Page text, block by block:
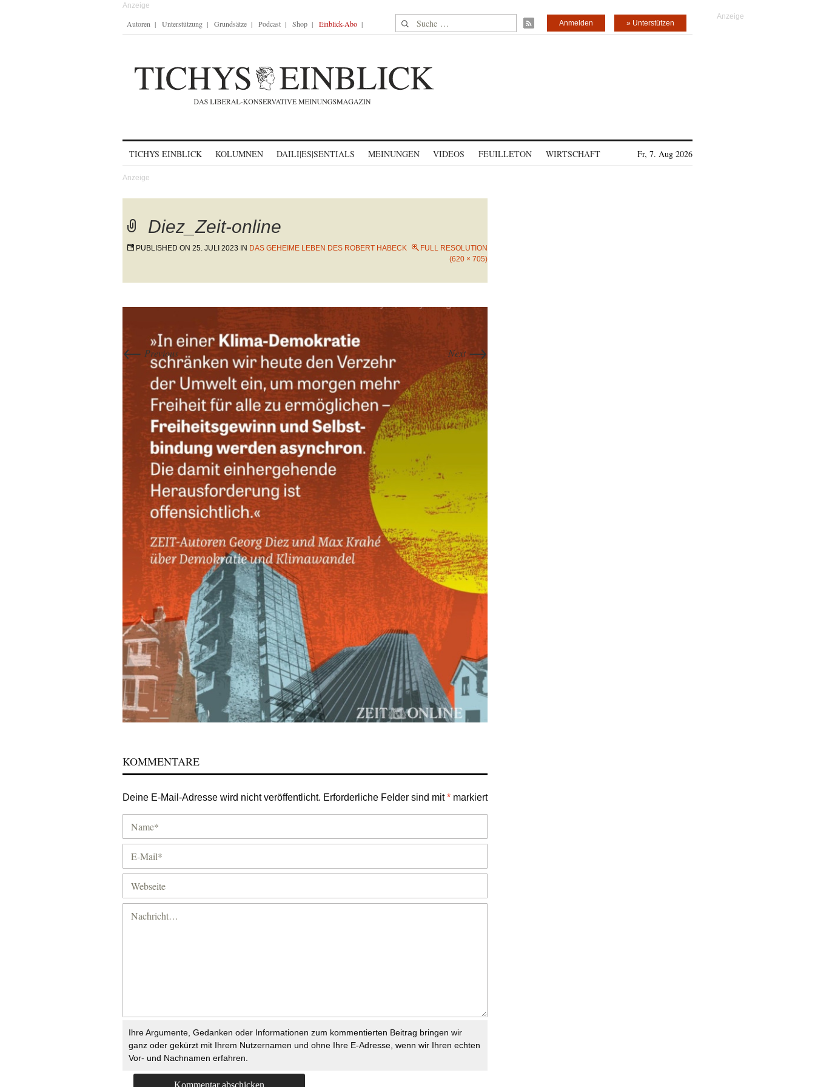
Autoren Unterstützung Grundsätze Podcast Shop Einblick-Abo Suche nach: » Unterstützen
Anmelden
TICHYS EINBLICK KOLUMNEN DAILI|ES|SENTIALS MEINUNGEN VIDEOS FEUILLETON WIRTSCHAFT Fr, 7. Aug 2026
Diez_Zeit-online
PUBLISHED ON 25. JULI 2023 IN DAS GEHEIME LEBEN DES ROBERT HABECK
FULL RESOLUTION
(620 × 705)
← Previous Next →
KOMMENTARE
Deine E-Mail-Adresse wird nicht veröffentlicht. Erforderliche Felder sind mit* markiert
Ihre Argumente, Gedanken oder Informationen zum kommentierten Beitrag bringen wir
ganz oder gekürzt mit Ihrem Nutzernamen und ohne Ihre E-Adresse, wenn wir Ihren echten
Vor- und Nachnamen erfahren.